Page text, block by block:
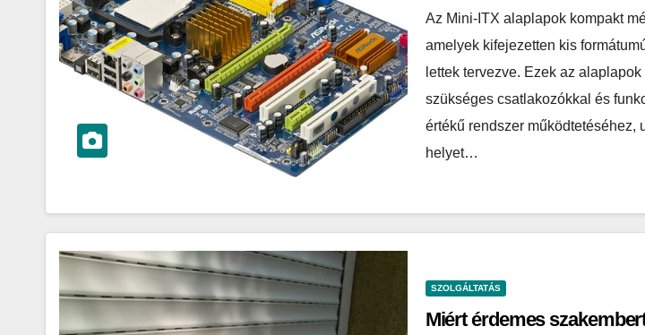
Az Mini-ITX alaplapok kompakt
amelyek kifejezetten kis
lettek tervezve. Ezek az
szükséges csatlakozókkal és
értékű rendszer működtetéséhez,
helyet…
SZOLGÁLTATÁS
Miért érdemes